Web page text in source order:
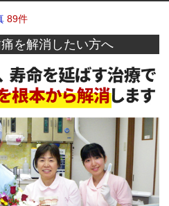
89件
を解消したい方へ